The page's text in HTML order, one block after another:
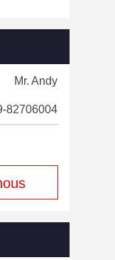
Mr. Andy
82706004